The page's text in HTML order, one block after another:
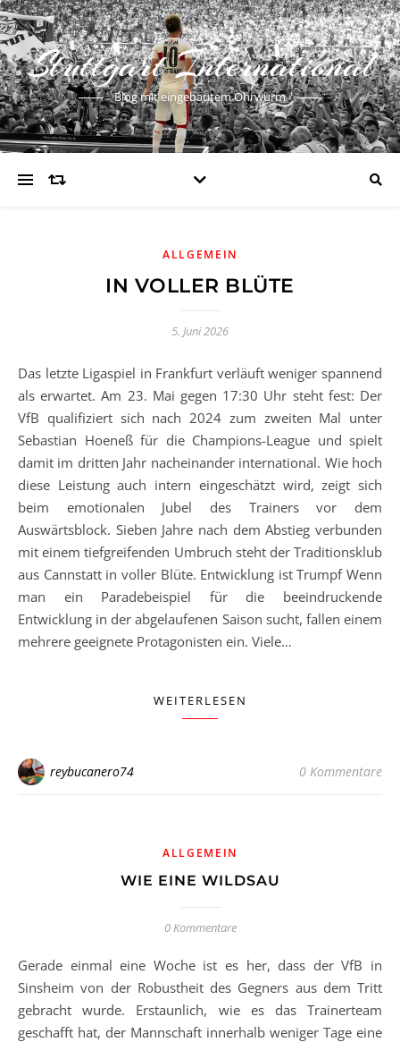
Stuttgart International
Blog mit eingebautem Ohrwurm
ALLGEMEIN
IN VOLLER BLÜTE
5. Juni 2026
Das letzte Ligaspiel in Frankfurt verläuft weniger spannend
als erwartet. Am 23. Mai gegen 17:30 Uhr steht fest: Der
VfB qualifiziert sich nach 2024 zum zweiten Mal unter
Sebastian Hoeneß für die Champions-League und spielt
damit im dritten Jahr nacheinander international. Wie hoch
diese Leistung auch intern eingeschätzt wird, zeigt sich
beim emotionalen Jubel des Trainers vor dem
Auswärtsblock. Sieben Jahre nach dem Abstieg verbunden
mit einem tiefgreifenden Umbruch steht der Traditionsklub
aus Cannstatt in voller Blüte. Entwicklung ist Trumpf Wenn
man ein Paradebeispiel für die beeindruckende
Entwicklung in der abgelaufenen Saison sucht, fallen einem
mehrere geeignete Protagonisten ein. Viele…
WEITERLESEN
reybucanero74 0 Kommentare
ALLGEMEIN
WIE EINE WILDSAU
0 Kommentare
Gerade einmal eine Woche ist es her, dass der VfB in
Sinsheim von der Robustheit des Gegners aus dem Tritt
gebracht wurde. Erstaunlich, wie es das Trainerteam
geschafft hat, der Mannschaft innerhalb weniger Tage eine